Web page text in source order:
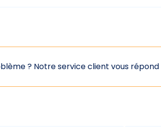
? Notre service client vous répond